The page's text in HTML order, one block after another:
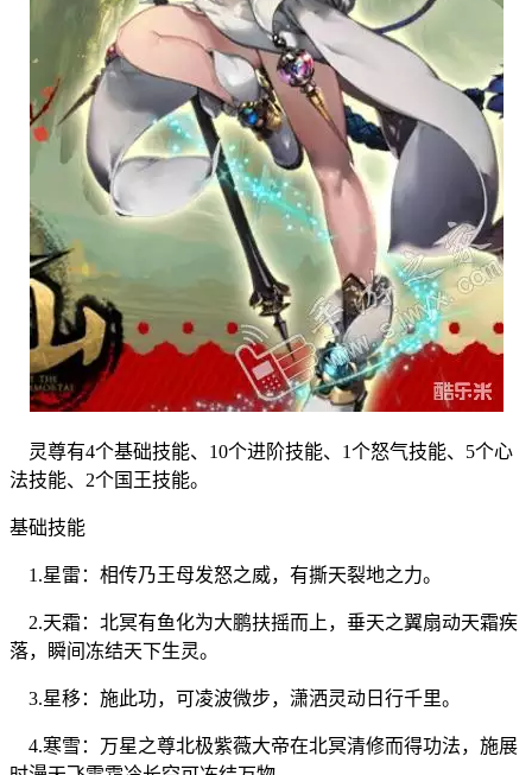
灵尊有4个基础技能、10个进阶技能、1个怒气技能、5个心
法技能、2个国王技能。
基础技能
1.星雷：相传乃王母发怒之威，有撕天裂地之力。
2.天霜：北冥有鱼化为大鹏扶摇而上，垂天之翼扇动天霜疾
落，瞬间冻结天下生灵。
3.星移：施此功，可凌波微步，潇洒灵动日行千里。
4.寒雪：万星之尊北极紫薇大帝在北冥清修而得功法，施展